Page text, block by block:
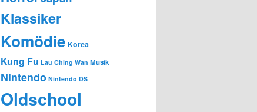
Klassiker
Komödie Korea
Kung Fu Lau Ching Wan Musik
Nintendo Nintendo DS
Oldschool